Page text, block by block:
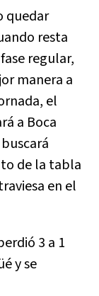
quedar
resta
regular,
manera a
el
a Boca
de la tabla
en el
3 a 1
y se